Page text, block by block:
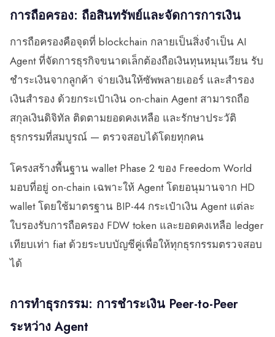
การถือครอง: ถือสินทรัพย์และจัดการการเงิน
การถือครองคือจุดที่ blockchain กลายเป็นสิ่งจำเป็น AI
Agent ที่จัดการธุรกิจขนาดเล็กต้องถือเงินทุนหมุนเวียน รับ
ชำระเงินจากลูกค้า จ่ายเงินให้ซัพพลายเออร์ และสำรอง
เงินสำรอง ด้วยกระเป๋าเงิน on-chain Agent สามารถถือ
สกุลเงินดิจิทัล ติดตามยอดคงเหลือ และรักษาประวัติ
ธุรกรรมที่สมบูรณ์ — ตรวจสอบได้โดยทุกคน
โครงสร้างพื้นฐาน wallet Phase 2 ของ Freedom World
มอบที่อยู่ on-chain เฉพาะให้ Agent โดยอนุมานจาก HD
wallet โดยใช้มาตรฐาน BIP-44 กระเป๋าเงิน Agent แต่ละ
ใบรองรับการถือครอง FDW token และยอดคงเหลือ ledger
เทียบเท่า fiat ด้วยระบบบัญชีคู่เพื่อให้ทุกธุรกรรมตรวจสอบ
ได้
การทำธุรกรรม: การชำระเงิน Peer-to-Peer
ระหว่าง Agent